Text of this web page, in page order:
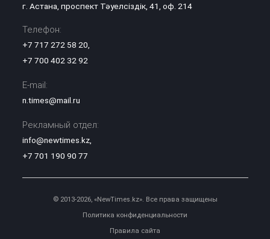
г. Астана, проспект Тәуелсіздік, 41, оф. 214
Телефон:
+7 717 272 58 20
+7 700 402 32 92
E-mail:
n.times@mail.ru
Рекламный отдел:
info@newtimes.kz,
+7 701 190 90 77
© 2013-2026, «NewTimes.kz». Все права защищены
Политика конфиденциальности
Правила сайта